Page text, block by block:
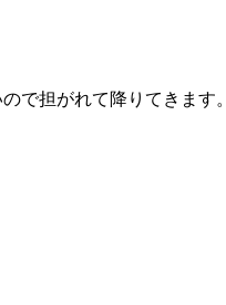
で担がれて降りてきます。